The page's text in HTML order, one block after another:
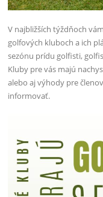
V najbližších týždňoch
golfových kluboch a ich
sezónu prídu golfisti,
Kluby pre vás majú
alebo aj výhody pre
informovať.